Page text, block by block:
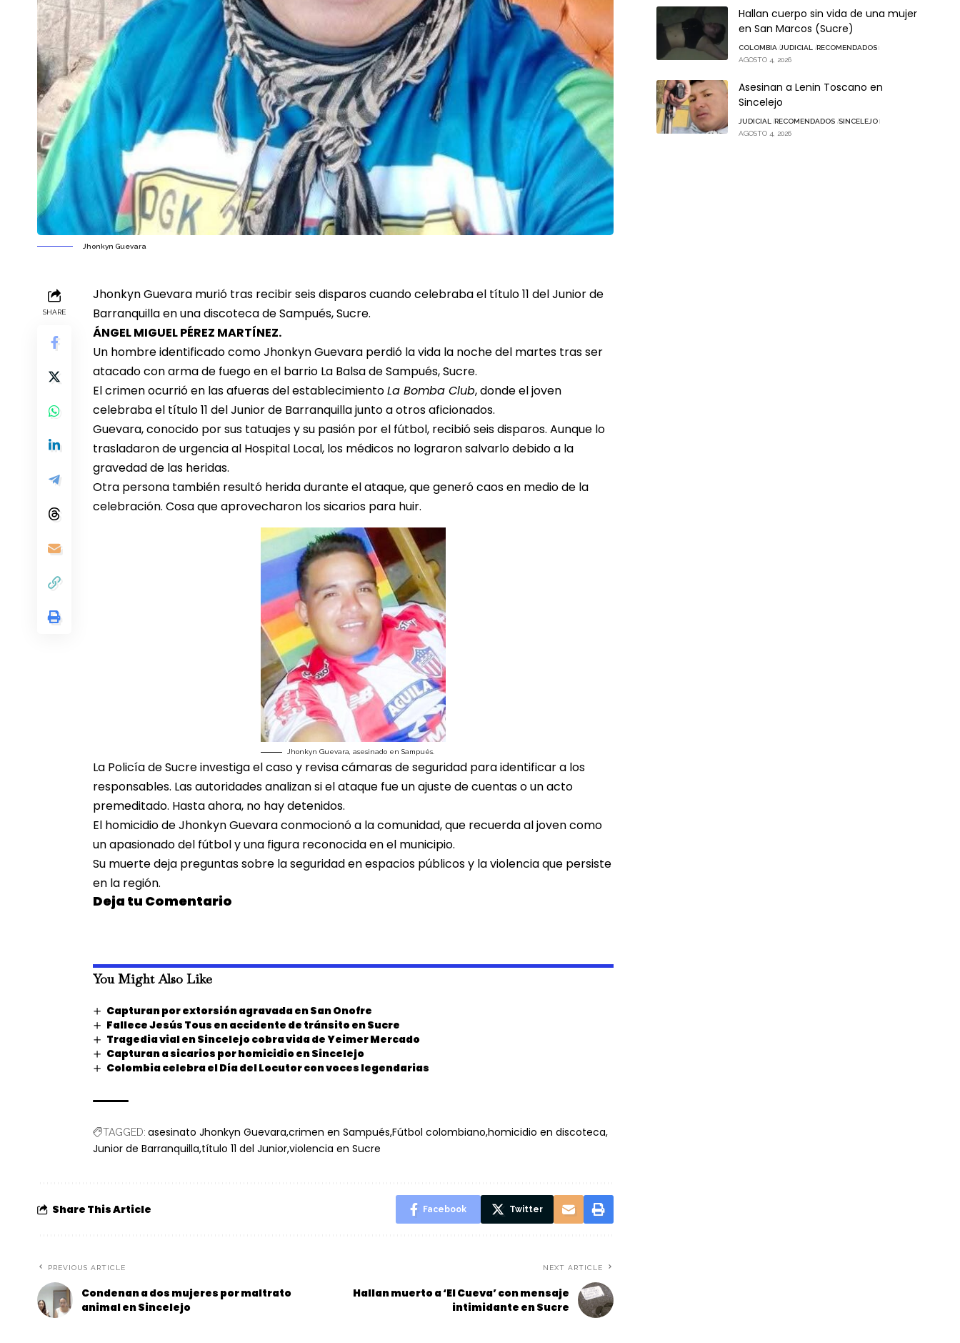
Jhonkyn Guevara
SHARE
Jhonkyn Guevara murió tras recibir seis disparos cuando celebraba el título 11 del Juniorde
Barranquilla en una discoteca de Sampués, Sucre.
ÁNGEL MIGUEL PÉREZ MARTÍNEZ.
Un hombre identificado como Jhonkyn Guevara perdió la vida la noche del martes tras ser
atacado con arma de fuego en el barrio La Balsa de Sampués, Sucre.
El crimen ocurrió en las afueras del establecimientoLa Bomba Club, donde el joven
celebraba el título 11 del Junior de Barranquilla junto a otros aficionados.
Guevara, conocido por sus tatuajes y su pasión por el fútbol, recibió seis disparos. Aunque lo
trasladaron de urgencia al Hospital Local, los médicos no lograron salvarlo debido a la
gravedad de las heridas.
Otra persona también resultó herida durante el ataque, que generó caos en medio de la
celebración. Cosa que aprovecharon los sicarios para huir.
Jhonkyn Guevara, asesinado en Sampués.
La Policía de Sucre investiga el caso y revisa cámaras de seguridad para identificar a los
responsables. Las autoridades analizan si el ataque fue unajuste de cuentas o un acto
premeditado. Hasta ahora, no hay detenidos.
El homicidio de Jhonkyn Guevara conmocionó a la comunidad, que recuerda al joven como
un apasionado del fútbol y una figura reconocida en el municipio.
Su muerte deja preguntas sobre laseguridad en espacios públicosy laviolencia que persiste
en la región.
Deja tu Comentario
You Might Also Like
Capturan por extorsión agravada en San Onofre
Fallece Jesús Tous en accidente de tránsito en Sucre
Tragedia vial en Sincelejo cobra vida de Yeimer Mercado
Capturan a sicarios por homicidio en Sincelejo
Colombia celebra el Día del Locutor con voces legendarias
TAGGED: asesinato Jhonkyn Guevara crimen en Sampués Fútbol colombiano homicidio en discoteca
Junior de Barranquilla título 11 del Juniorviolencia en Sucre
Share This Article Facebook Twitter
PREVIOUS ARTICLE
Condenan a dos mujeres por maltrato
animal en Sincelejo
NEXT ARTICLE
Hallan muerto a ‘El Cueva’ con mensaje
intimidante en Sucre
Hallan cuerpo sin vida de una mujer
en San Marcos (Sucre)
COLOMBIA JUDICIAL
RECOMENDADOS
AGOSTO 4, 2026
Asesinan a Lenin Toscano en
Sincelejo
JUDICIAL RECOMENDADOS SINCELEJO
AGOSTO 4, 2026